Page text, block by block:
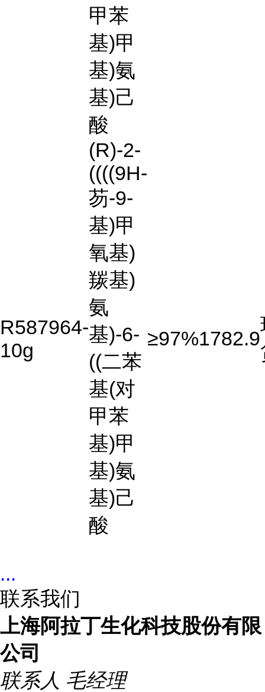
甲苯
基)甲
基)氨
基)己
酸
R587964-
10g
(R)-2-
((((9H-
芴-9-
基)甲
氧基)
羰基)
氨
基)-6-
((二苯
基(对
甲苯
基)甲
基)氨
基)己
酸
≥97%1782.9
...
联系我们
上海阿拉丁生化科技股份有限
公司
联系人 毛经理